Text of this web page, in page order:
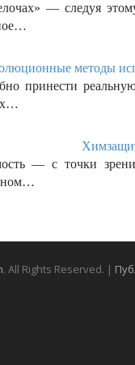
— следуя
методы
принести
— с точки
. All Rights Reserved. |